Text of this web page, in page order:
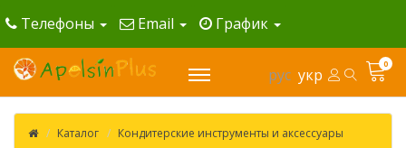
Телефоны Email График
рус укр
0
Каталог
Кондитерские инструменты и аксессуары